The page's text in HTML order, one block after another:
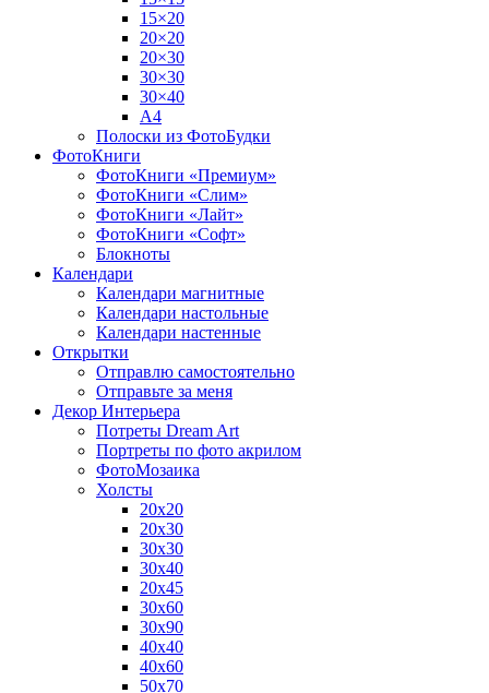
15×20
20×20
20×30
30×30
30×40
A4
Полоски из ФотоБудки
ФотоКниги
ФотоКниги «Премиум»
ФотоКниги «Слим»
ФотоКниги «Лайт»
ФотоКниги «Софт»
Блокноты
Календари
Календари магнитные
Календари настольные
Календари настенные
Открытки
Отправлю самостоятельно
Отправьте за меня
Декор Интерьера
Потреты Dream Art
Портреты по фото акрилом
ФотоМозаика
Холсты
20х20
20х30
30х30
30х40
20х45
30х60
30х90
40х40
40х60
50х70